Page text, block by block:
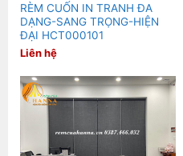
RÈM CUỐN IN TRANH ĐA
DẠNG-SANG TRỌNG-HIỆN
ĐẠI HCT000101
Liên hệ